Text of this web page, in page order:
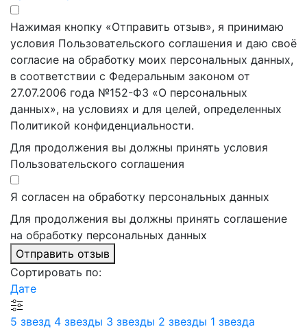
Нажимая кнопку «Отправить отзыв», я принимаю
условия Пользовательского соглашения и даю своё
согласие на обработку моих персональных данных,
в соответствии с Федеральным законом от
27.07.2006 года №152-ФЗ «О персональных
данных», на условиях и для целей, определенных
Политикой конфиденциальности.
Для продолжения вы должны принять условия
Пользовательского соглашения
Я согласен на обработку персональных данных
Для продолжения вы должны принять соглашение
на обработку персональных данных
Отправить отзыв
Сортировать по:
Дате
5 звезд 4 звезды 3 звезды 2 звезды 1 звезда